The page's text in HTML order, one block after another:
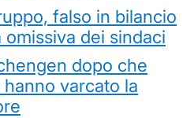
falso in bilancio
dei sindaci
dopo che
varcato la